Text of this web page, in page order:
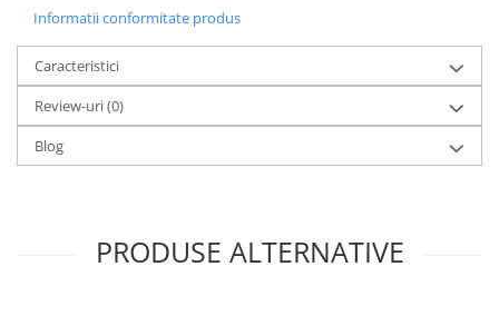
Informatii conformitate produs
Caracteristici
Review-uri(0)
Blog
PRODUSE ALTERNATIVE